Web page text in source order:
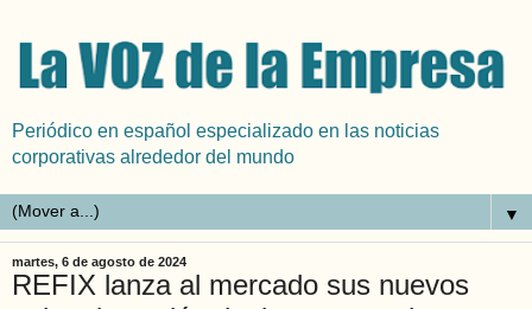
Periódico en español especializado en las noticias
corporativas alrededor del mundo
▼
martes, 6 de agosto de 2024
REFIX lanza al mercado sus nuevos